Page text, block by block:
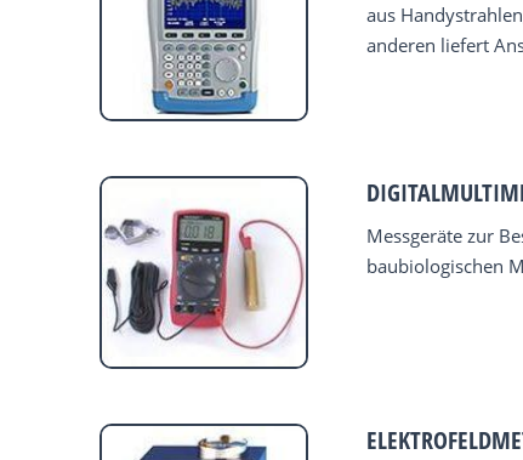
aus
anderen liefert
Messgeräte zur
baubiologischen